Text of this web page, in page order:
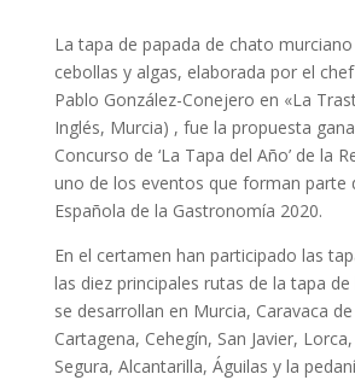
La tapa de papada de chato
cebollas y algas, elaborada por el
Pablo González-Conejero en «La
Inglés, Murcia) , fue la propuesta
Concurso de ‘La Tapa del Año’ de la
uno de los eventos que forman parte
Española de la Gastronomía 2020.
En el certamen han participado las
las diez principales rutas de la tapa de
se desarrollan en Murcia, Caravaca
Cartagena, Cehegín, San Javier,
Segura, Alcantarilla, Águilas y la